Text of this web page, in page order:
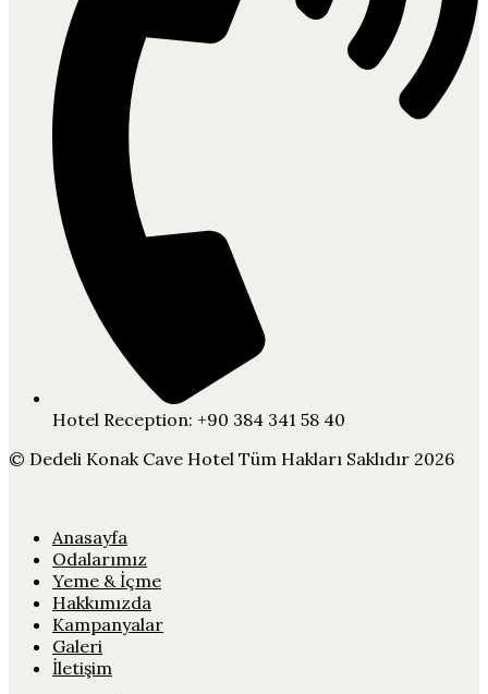
Hotel Reception: +90 384 341 58 40
© Dedeli Konak Cave Hotel Tüm Hakları Saklıdır 2026
Anasayfa
Odalarımız
Yeme & İçme
Hakkımızda
Kampanyalar
Galeri
İletişim